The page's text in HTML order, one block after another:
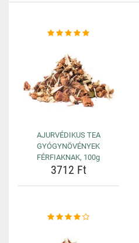
AJURVÉDIKUS TEA
GYÓGYNÖVÉNYEK
FÉRFIAKNAK, 100g
3712 Ft